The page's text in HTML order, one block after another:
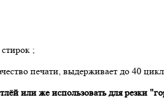
;
печати, выдерживает до 40
или же использовать для резки